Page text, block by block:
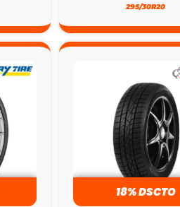
295/30R20
18% DSCTO